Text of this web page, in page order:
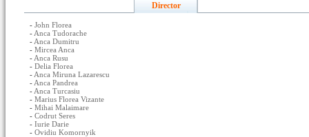
Director
- John Florea
- Anca Tudorache
- Anca Dumitru
- Mircea Anca
- Anca Rusu
- Delia Florea
- Anca Miruna Lazarescu
- Anca Pandrea
- Anca Turcasiu
- Marius Florea Vizante
- Mihai Malaimare
- Codrut Seres
- Iurie Darie
- Ovidiu Komornyik